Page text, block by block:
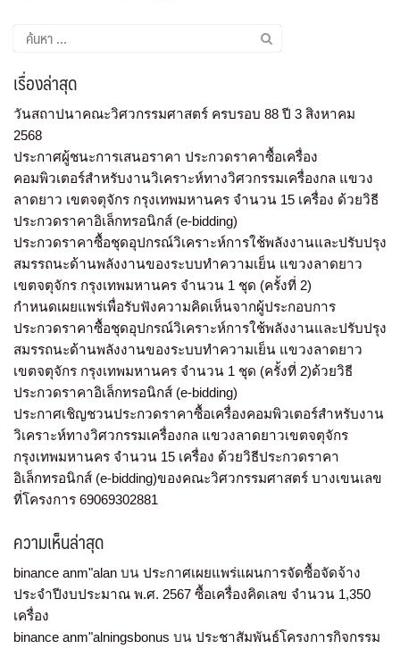
เรื่องล่าสุด
วันสถาปนาคณะวิศวกรรมศาสตร์ ครบรอบ 88 ปี 3 สิงหาคม
2568
ประกาศผู้ชนะการเสนอราคา ประกวดราคาซื้อเครื่อง
คอมพิวเตอร์สำหรับงานวิเคราะห์ทางวิศวกรรมเครื่องกล แขวง
ลาดยาว เขตจตุจักร กรุงเทพมหานคร จำนวน 15 เครื่อง ด้วยวิธี
ประกวดราคาอิเล็กทรอนิกส์ (e-bidding)
ประกวดราคาซื้อชุดอุปกรณ์วิเคราะห์การใช้พลังงานและปรับปรุง
สมรรถนะด้านพลังงานของระบบทำความเย็น แขวงลาดยาว
เขตจตุจักร กรุงเทพมหานคร จำนวน 1 ชุด (ครั้งที่ 2)
กำหนดเผยแพร่เพื่อรับฟังความคิดเห็นจากผู้ประกอบการ
ประกวดราคาซื้อชุดอุปกรณ์วิเคราะห์การใช้พลังงานและปรับปรุง
สมรรถนะด้านพลังงานของระบบทำความเย็น แขวงลาดยาว
เขตจตุจักร กรุงเทพมหานคร จำนวน 1 ชุด (ครั้งที่ 2)ด้วยวิธี
ประกวดราคาอิเล็กทรอนิกส์ (e-bidding)
ประกาศเชิญชวนประกวดราคาซื้อเครื่องคอมพิวเตอร์สำหรับงาน
วิเคราะห์ทางวิศวกรรมเครื่องกล แขวงลาดยาวเขตจตุจักร
กรุงเทพมหานคร จำนวน 15 เครื่อง ด้วยวิธีประกวดราคา
อิเล็กทรอนิกส์ (e-bidding)ของคณะวิศวกรรมศาสตร์ บางเขนเลข
ที่โครงการ 69069302881
ความเห็นล่าสุด
binance anm"alan บน ประกาศเผยแพร่แผนการจัดซื้อจัดจ้าง
ประจำปีงบประมาณ พ.ศ. 2567 ซื้อเครื่องคิดเลข จำนวน 1,350
เครื่อง
binance anm"alningsbonus บน ประชาสัมพันธ์โครงการกิจกรรม